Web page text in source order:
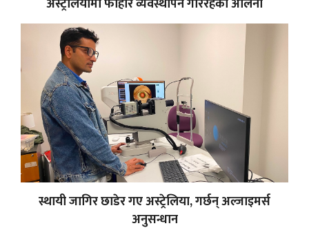
स्थायी जागिर छाडेर गए अस्ट्रेलिया, गर्छन् अल्जाइमर्स
अनुसन्धान